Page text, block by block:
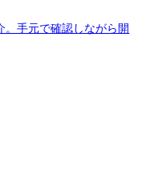
。手元で確認しながら開